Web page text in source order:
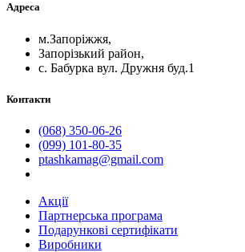
Адреса
м.Запоріжжя,
Запорізький район,
с. Бабурка вул. Дружня буд.1
Контакти
(068) 350-06-26
(099) 101-80-35
ptashkamag@gmail.com
Акції
Партнерська програма
Подарункові сертифікати
Виробники